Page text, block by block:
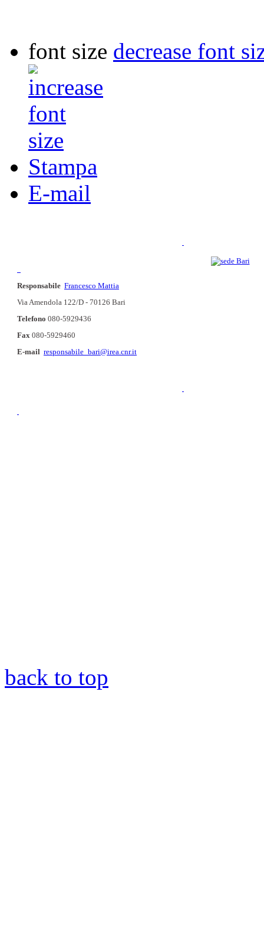
font size decrease font
Stampa
E-mail
Responsabile Francesco Mattia
Via Amendola 122/D - 70126 Bari
Telefono 080-5929436
Fax 080-5929460
E-mail responsabile_bari@irea.cnr.it
back to top